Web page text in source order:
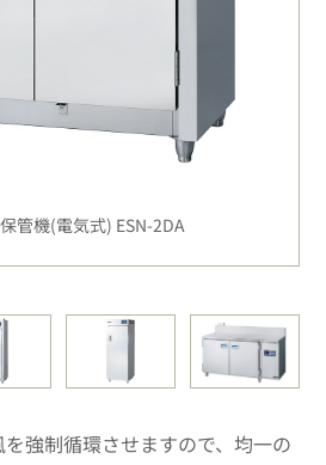
管機(電気式) ESN-2DA
強制循環させますので、均一の